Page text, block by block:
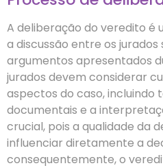
A deliberação do veredito é
a discussão entre os
argumentos apresentados
jurados devem considerar
aspectos do caso, incluindo
documentais e a
crucial, pois a qualidade da
influenciar diretamente a
consequentemente, o